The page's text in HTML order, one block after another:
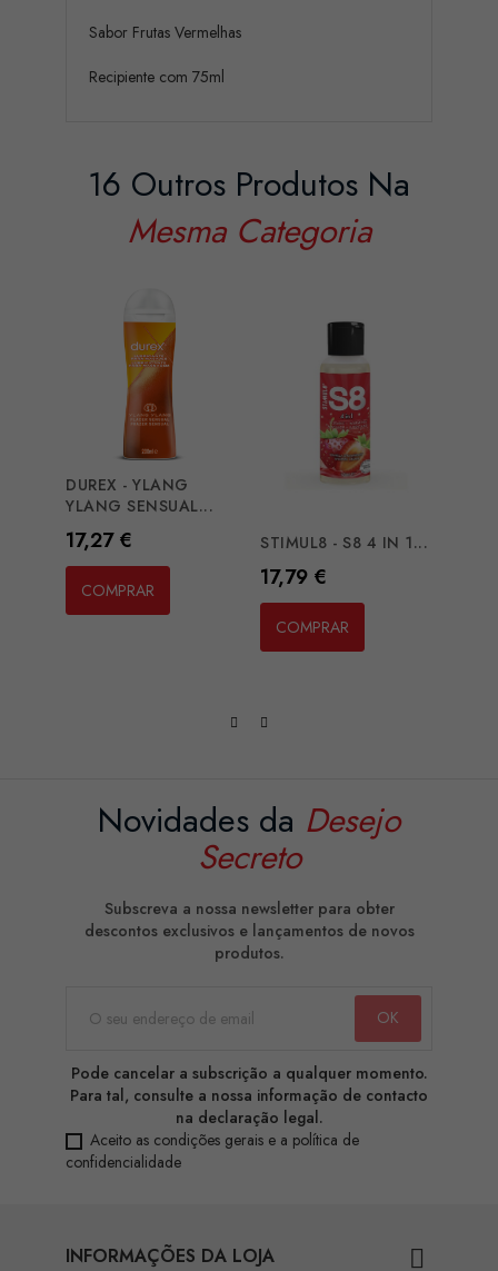
Sabor Frutas Vermelhas
Recipiente com 75ml
16 Outros Produtos Na
Mesma Categoria
DUREX - YLANG
YLANG SENSUAL...
Preço
17,27 €
COMPRAR
STIMUL8 - S8 4 IN 1...
Preço
17,79 €
COMPRAR
Novidades da Desejo
Secreto
Subscreva a nossa newsletter para obter
descontos exclusivos e lançamentos de novos
produtos.
Pode cancelar a subscrição a qualquer momento.
Para tal, consulte a nossa informação de contacto
na declaração legal.
Aceito as condições gerais e a política de
confidencialidade
INFORMAÇÕES DA LOJA 